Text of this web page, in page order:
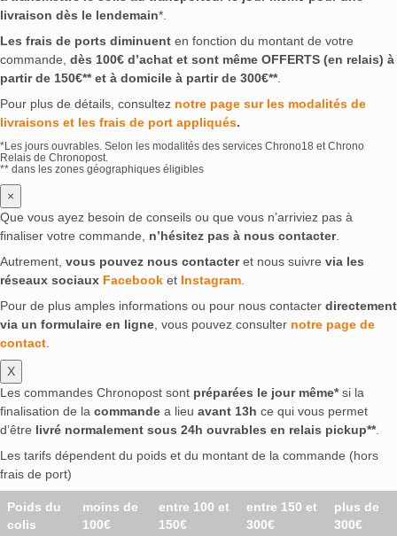
livraison dès le lendemain*.
Les frais de ports diminuent en fonction du montant de votre
commande, dès 100€ d’achat et sont même OFFERTS (en relais) à
partir de 150€** et à domicile à partir de 300€**.
Pour plus de détails, consultez notre page sur les modalités de
livraisons et les frais de port appliqués.
*Les jours ouvrables. Selon les modalités des services Chrono18 et Chrono
Relais de Chronopost.
** dans les zones géographiques éligibles
×
Que vous ayez besoin de conseils ou que vous n’arriviez pas à
finaliser votre commande, n’hésitez pas à nous contacter.
Autrement, vous pouvez nous contacteret nous suivre via les
réseaux sociaux Facebook et Instagram
Pour de plus amples informations ou pour nous contacter directement
via un formulaire en ligne , vous pouvez consulter notre page de
contact
X
Les commandes Chronopost sont préparées le jour même*si la
finalisation de la commande a lieu avant 13h ce qui vous permet
d’être livré normalement sous 24h ouvrables en relais pickup**.
Les tarifs dépendent du poids et du montant de la commande (hors
frais de port)
Poids du
colis
moins de
100€
entre 100 et
150€
entre 150 et
300€
plus de
300€